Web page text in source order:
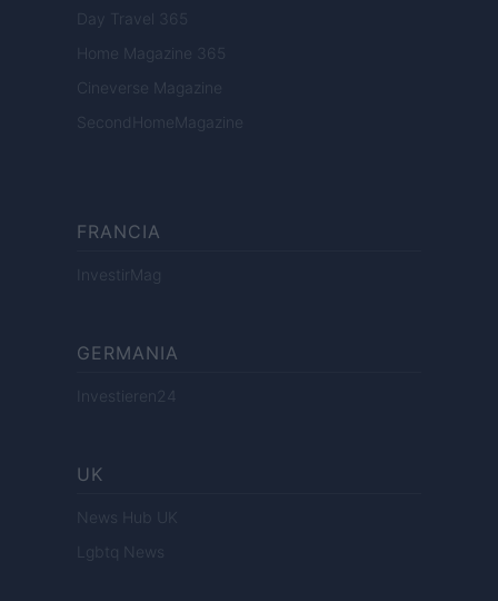
Day Travel 365
Home Magazine 365
Cineverse Magazine
SecondHomeMagazine
FRANCIA
InvestirMag
GERMANIA
Investieren24
UK
News Hub UK
Lgbtq News